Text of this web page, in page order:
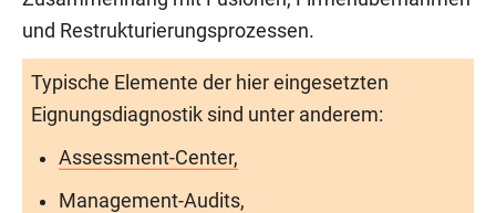
und Restrukturierungsprozessen.
Typische Elemente der hier eingesetzten
Eignungsdiagnostik sind unter anderem:
Assessment-Center,
Management-Audits,